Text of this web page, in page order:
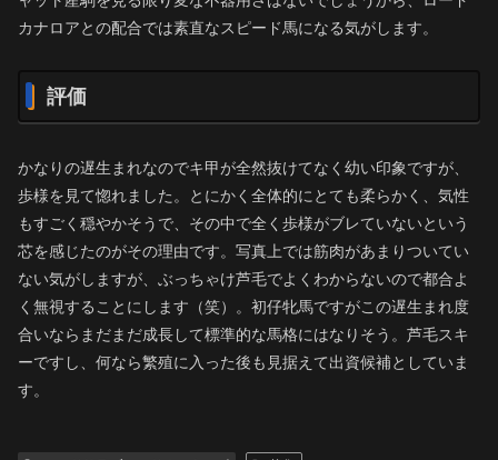
カナロアとの配合では素直なスピード馬になる気がします。
評価
かなりの遅生まれなのでキ甲が全然抜けてなく幼い印象ですが、
歩様を見て惚れました。とにかく全体的にとても柔らかく、気性
もすごく穏やかそうで、その中で全く歩様がブレていないという
芯を感じたのがその理由です。写真上では筋肉があまりついてい
ない気がしますが、ぶっちゃけ芦毛でよくわからないので都合よ
く無視することにします（笑）。初仔牝馬ですがこの遅生まれ度
合いならまだまだ成長して標準的な馬格にはなりそう。芦毛スキ
ーですし、何なら繁殖に入った後も見据えて出資候補としていま
す。